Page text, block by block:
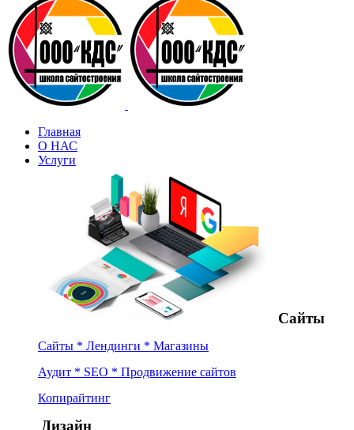
Главная
О НАС
Услуги
Сайты
Сайты * Лендинги * Магазины
Аудит * SEO * Продвижение сайтов
Копирайтинг
Дизайн